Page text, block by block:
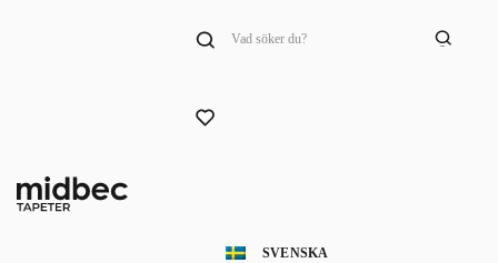
SVENSKA